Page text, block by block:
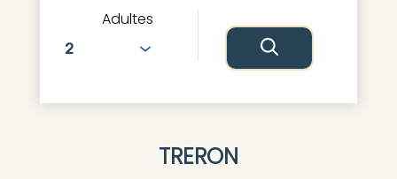
Adultes
TRERON